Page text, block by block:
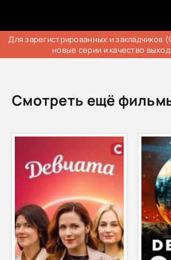
Для зарегистрированных и закладчиков
новые серии и качество
Смотреть ещё